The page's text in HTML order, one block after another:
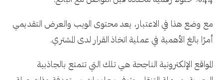
مع وضع هذا في الاعتبار، يعد محتوى الويب والعرض التقديمي
أمرًا بالغ الأهمية في عملية اتخاذ القرار لدى المشتري.
المواقع الإلكترونية الناجحة هي تلك التي تتمتع بالجاذبية